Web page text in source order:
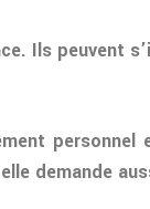
Ils peuvent
demande